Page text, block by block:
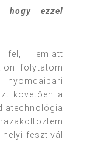
hogy ezzel
fel, emiatt
folytatom
követően a
fesztivál